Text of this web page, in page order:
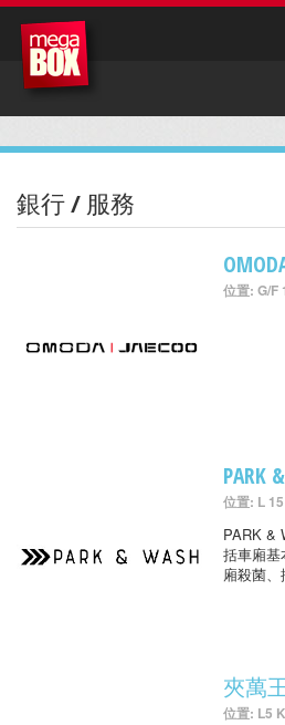
銀行 / 服務
位置: G/F
PARK
位置: L 15
PARK &
括車廂
廂殺菌、
夾萬
位置: L5